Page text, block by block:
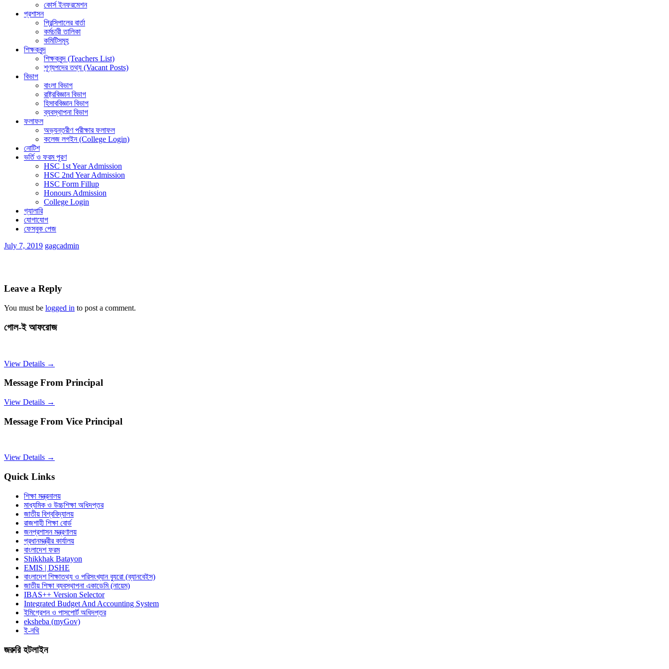
কোর্স ইনফরমেশন
প্রশাসন
প্রিন্সিপালের বার্তা
কর্মচারী তালিকা
কমিটিসমূহ
শিক্ষকবৃন্দ
শিক্ষকবৃন্দ (Teachers List)
শূণ্যপদের তথ্য (Vacant Posts)
বিভাগ
বাংলা বিভাগ
রাষ্ট্রবিজ্ঞান বিভাগ
হিসাববিজ্ঞান বিভাগ
ব্যবস্থাপনা বিভাগ
ফলাফল
অভ্যন্তরীণ পরীক্ষার ফলাফল
কলেজ লগইন (College Login)
নোটিশ
ভর্তি ও ফরম পূরণ
HSC 1st Year Admission
HSC 2nd Year Admission
HSC Form Fillup
Honours Admission
College Login
গ্যালারি
যোগাযোগ
ফেসবুক পেজ
July 7, 2019 gagcadmin
Leave a Reply
You must be logged in to post a comment.
গোল-ই আফরোজ
View Details →
Message From Principal
View Details →
Message From Vice Principal
View Details →
Quick Links
শিক্ষা মন্ত্রনালয়
মাধ্যমিক ও উচ্চশিক্ষা অধিদপ্তর
জাতীয় বিশ্ববিদ্যালয়
রাজশাহী শিক্ষা বোর্ড
জনপ্রশাসন মন্ত্রণালয়
প্রধানমন্ত্রীর কার্যালয়
বাংলাদেশ ফরম
Shikkhak Batayon
EMIS | DSHE
বাংলাদেশ শিক্ষাতথ্য ও পরিসংখ্যান ব্যুরো (ব্যানবেইস)
জাতীয় শিক্ষা ব্যবস্থাপনা একাডেমি (নায়েম)
IBAS++ Version Selector
Integrated Budget And Accounting System
ইমিগ্রেশন ও পাসপোর্ট অধিদপ্তর
eksheba (myGov)
ই-নথি
জরুরি হটলাইন